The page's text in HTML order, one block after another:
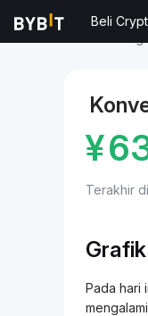
Beli
¥
Terakhir
Pada hari